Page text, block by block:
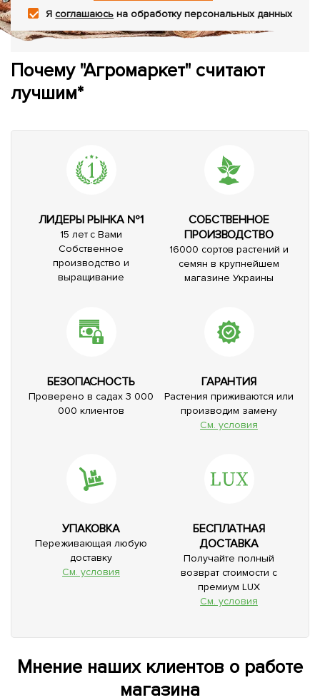
Ясоглашаюсь на обработку персональных данных
Почему "Агромаркет" считают
лучшим*
ЛИДЕРЫ РЫНКА №1
15 лет с Вами
Собственное
производство и
выращивание
СОБСТВЕННОЕ
ПРОИЗВОДСТВО
16000 сортов растений и
семян в крупнейшем
магазине Украины
БЕЗОПАСНОСТЬ
Проверено в садах 3 000
000 клиентов
ГАРАНТИЯ
Растения приживаются или
производим замену
См. условия
УПАКОВКА
Переживающая любую
доставку
См. условия
БЕСПЛАТНАЯ
ДОСТАВКА
Получайте полный
возврат стоимости с
премиум LUX
См. условия
Мнение наших клиентов о работе
магазина